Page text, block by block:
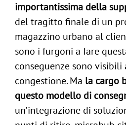
importantissima della
del tragitto finale di un
magazzino urbano al
sono i furgoni a fare
conseguenze sono
congestione. Ma la cargo
questo modello di
un’integrazione di